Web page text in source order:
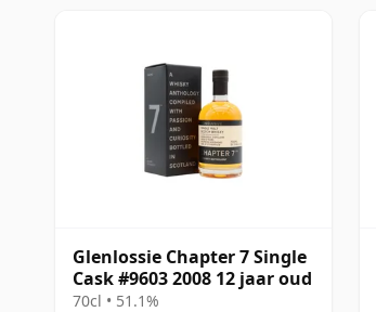
Glenlossie Chapter 7 Single
Cask #9603 2008 12 jaar oud
70cl • 51.1%